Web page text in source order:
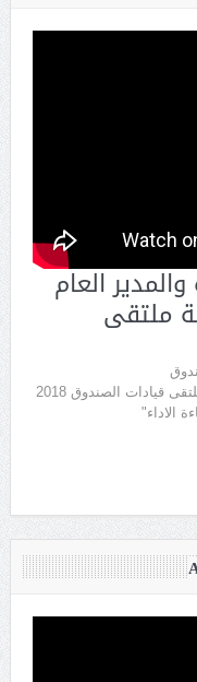
العام
ملتقى
قيادات الصندوق 2018
الاداء"